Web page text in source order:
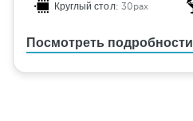
Круглый стол: 30pax
Посмотреть подробности